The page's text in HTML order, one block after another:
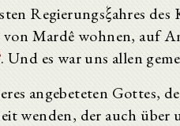
Regierungsξahres des
Mardê wohnen, auf
. Und es war uns allen
angebeteten Gottes,
wenden, der auch über